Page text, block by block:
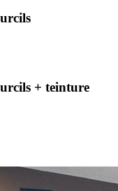
+ teinture